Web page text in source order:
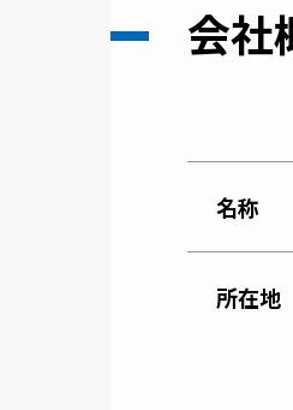
会社
名称
所在地